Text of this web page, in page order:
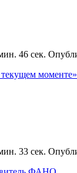
46 сек.
33 сек.